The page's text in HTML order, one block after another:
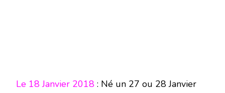
Le 18 Janvier 2018 : Né un 27 ou 28 Janvier